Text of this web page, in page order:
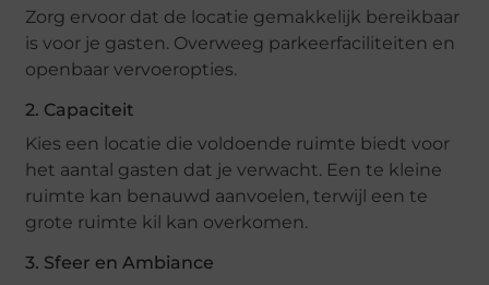
Zorg ervoor dat de locatie gemakkelijk bereikbaar
is voor je gasten. Overweeg parkeerfaciliteiten en
openbaar vervoeropties.
2. Capaciteit
Kies een locatie die voldoende ruimte biedt voor
het aantal gasten dat je verwacht. Een te kleine
ruimte kan benauwd aanvoelen, terwijl een te
grote ruimte kil kan overkomen.
3. Sfeer en Ambiance